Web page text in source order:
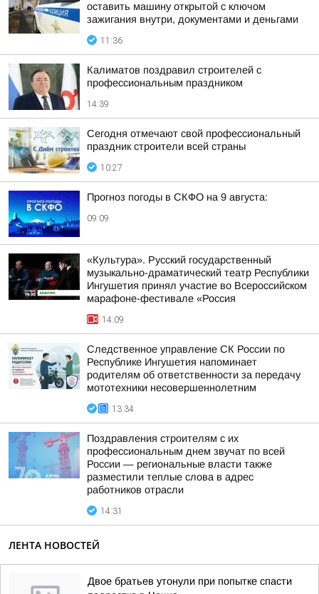
оставить машину открытой с ключом
зажигания внутри, документами и деньгами
11:36
Калиматов поздравил строителей с
профессиональным праздником
14:39
Сегодня отмечают свой профессиональный
праздник строители всей страны
10:27
Прогноз погоды в СКФО на 9 августа:
09:09
«Культура». Русский государственный
музыкально-драматический театр Республики
Ингушетия принял участие во Всероссийском
марафоне-фестивале «Россия
14:09
Следственное управление СК России по
Республике Ингушетия напоминает
родителям об ответственности за передачу
мототехники несовершеннолетним
13:34
Поздравления строителям с их
профессиональным днем звучат по всей
России — региональные власти также
разместили теплые слова в адрес
работников отрасли
14:31
ЛЕНТА НОВОСТЕЙ
Двое братьев утонули при попытке спасти